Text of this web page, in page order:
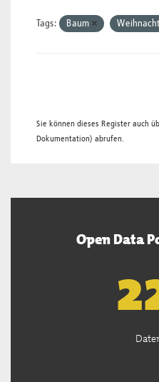
Tags: Baum
Sie können dieses Register auch
Dokumentation) abrufen.
Open Data